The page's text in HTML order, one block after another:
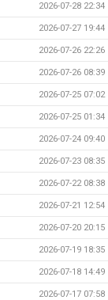
2026-07-28 22:34
2026-07-27 19:44
2026-07-26 22:26
2026-07-26 08:39
2026-07-25 07:02
2026-07-25 01:34
2026-07-24 09:40
2026-07-23 08:35
2026-07-22 08:38
2026-07-21 12:54
2026-07-20 20:15
2026-07-19 18:35
2026-07-18 14:49
2026-07-17 07:58